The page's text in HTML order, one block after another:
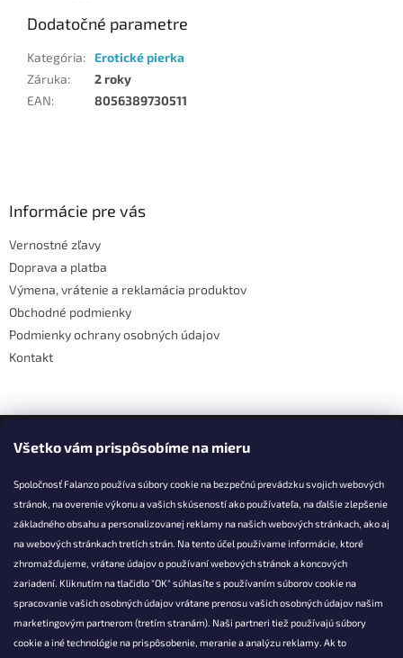
Všetko vám prispôsobíme na mieru
Spoločnosť Falanzo používa súbory cookie na bezpečnú prevádzku svojich webových
stránok, na overenie výkonu a vašich skúseností ako používateľa, na ďalšie zlepšenie
základného obsahu a personalizovanej reklamy na našich webových stránkach, ako aj
na webových stránkach tretích strán. Na tento účel používame informácie, ktoré
zhromažďujeme, vrátane údajov o používaní webových stránok a koncových
zariadení. Kliknutím na tlačidlo "OK" súhlasíte s používaním súborov cookie na
spracovanie vašich osobných údajov vrátane prenosu vašich osobných údajov našim
marketingovým partnerom (tretím stranám). Naši partneri tiež používajú súbory
cookie a iné technológie na prispôsobenie, meranie a analýzu reklamy. Ak to
Dodatočné parametre
Kategória:
Erotické pierka
Záruka:
2 roky
EAN: 8056389730511
Informácie pre vás
Vernostné zľavy
Doprava a platba
Výmena, vrátenie a reklamácia produktov
Obchodné podmienky
Podmienky ochrany osobných údajov
Kontakt
Facebook
KONTAKT
info@falanzo.sk
Falanzo.sk
FalanzoSK